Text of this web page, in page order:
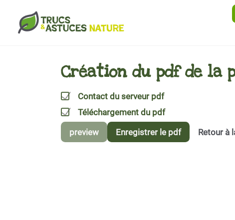
Aller au contenu principal
Création du pdf de la
Contact du serveur pdf
Téléchargement du pdf
preview
Enregistrer le pdf Retour à